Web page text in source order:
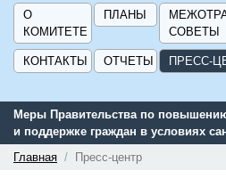
О
КОМИТЕТЕ
ПЛАНЫ
СОВЕТЫ
КОНТАКТЫ ОТЧЕТЫ ПРЕСС-
Меры Правительства по
и поддержке граждан в условиях
Главная
Пресс-центр